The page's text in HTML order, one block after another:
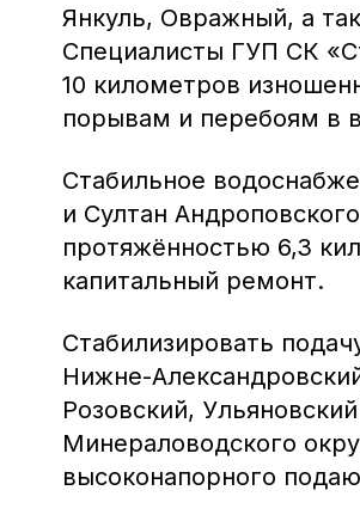
Янкуль, Овражный, а
Специалисты ГУП СК
10 километров
порывам и перебоям в
Стабильное
и Султан
протяжённостью 6,3
капитальный ремонт.
Стабилизировать
Нижне-
Розовский,
Минераловодского
высоконапорного